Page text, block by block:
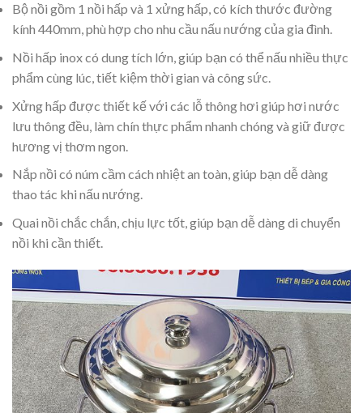
Bộ nồi gồm 1 nồi hấp và 1 xửng hấp, có kích thước đường
kính 440mm, phù hợp cho nhu cầu nấu nướng của gia đình.
Nồi hấp inox có dung tích lớn, giúp bạn có thể nấu nhiều thực
phẩm cùng lúc, tiết kiệm thời gian và công sức.
Xửng hấp được thiết kế với các lỗ thông hơi giúp hơi nước
lưu thông đều, làm chín thực phẩm nhanh chóng và giữ được
hương vị thơm ngon.
Nắp nồi có núm cầm cách nhiệt an toàn, giúp bạn dễ dàng
thao tác khi nấu nướng.
Quai nồi chắc chắn, chịu lực tốt, giúp bạn dễ dàng di chuyển
nồi khi cần thiết.